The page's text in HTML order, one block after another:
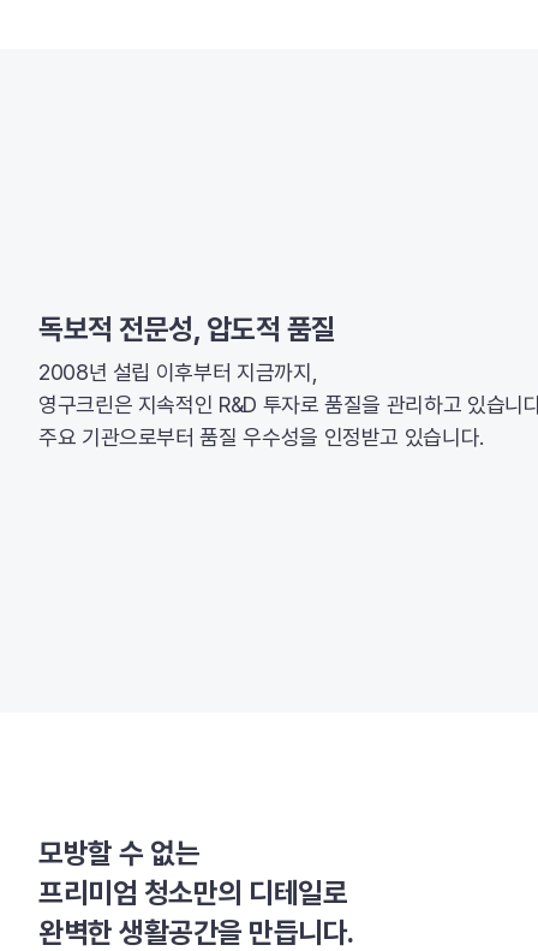
독보적 전문성, 압도적 품질
2008년 설립 이후부터 지금까지,
영구크린은 지속적인 R&D 투자로 품질을 관리하고 있습니
주요 기관으로부터 품질 우수성을 인정받고 있습니다.
모방할 수 없는
프리미엄 청소만의 디테일로
완벽한 생활공간을 만듭니다.